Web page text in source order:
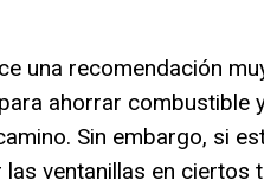
una recomendación
ahorrar combustible
Sin embargo, si
las ventanillas en